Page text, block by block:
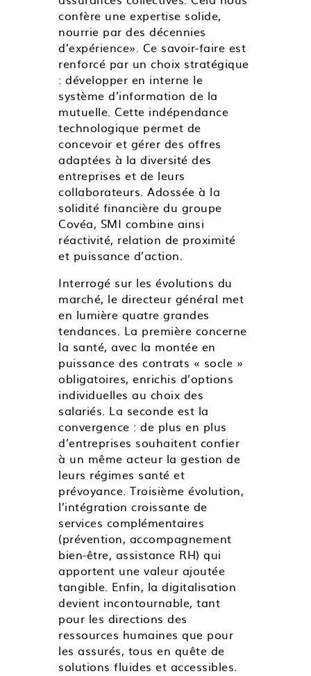
confère une expertise solide,
nourrie par des décennies
d’expérience». Ce savoir-faire est
renforcé par un choix stratégique
: développer en interne le
système d’information de la
mutuelle. Cette indépendance
technologique permet de
concevoir et gérer des offres
adaptées à la diversité des
entreprises et de leurs
collaborateurs. Adossée à la
solidité financière du groupe
Covéa, SMI combine ainsi
réactivité, relation de proximité
et puissance d’action.
Interrogé sur les évolutions du
marché, le directeur général met
en lumière quatre grandes
tendances. La première concerne
la santé, avec la montée en
puissance des contrats « socle »
obligatoires, enrichis d’options
individuelles au choix des
salariés. La seconde est la
convergence : de plus en plus
d’entreprises souhaitent confier
à un même acteur la gestion de
leurs régimes santé et
prévoyance. Troisième évolution,
l’intégration croissante de
services complémentaires
(prévention, accompagnement
bien-être, assistance RH) qui
apportent une valeur ajoutée
tangible. Enfin, la digitalisation
devient incontournable, tant
pour les directions des
ressources humaines que pour
les assurés, tous en quête de
solutions fluides et accessibles.